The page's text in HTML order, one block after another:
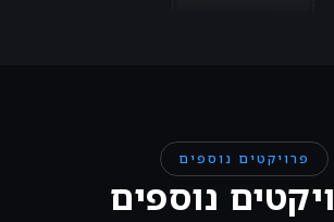
פרויקטים נוספים
נוספים